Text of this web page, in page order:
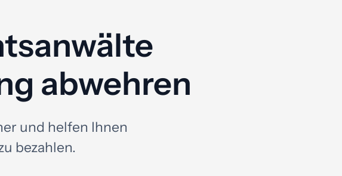
abwehren
und helfen Ihnen
bezahlen.